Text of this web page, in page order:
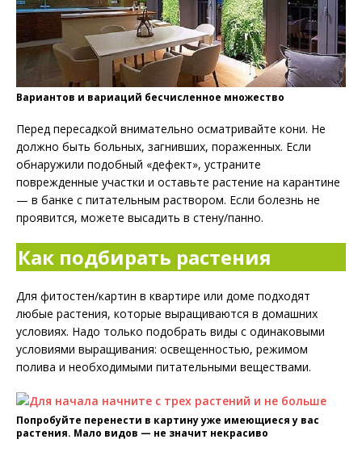
Вариантов и вариаций бесчисленное множество
Перед пересадкой внимательно осматривайте кони. Не
должно быть больных, загнивших, пораженных. Если
обнаружили подобный «дефект», устраните
поврежденные участки и оставьте растение на карантине
— в банке с питательным раствором. Если болезнь не
проявится, можете высадить в стену/панно.
Как подбирать растения
Для фитостен/картин в квартире или доме подходят
любые растения, которые выращиваются в домашних
условиях. Надо только подобрать виды с одинаковыми
условиями выращивания: освещенностью, режимом
полива и необходимыми питательными веществами.
Попробуйте перенести в картину уже имеющиеся у вас
растения. Мало видов — не значит некрасиво